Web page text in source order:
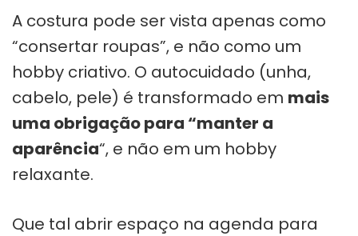
A costura pode ser vista apenas como
“consertar roupas”, e não como um
hobby criativo. O autocuidado (unha,
cabelo, pele) é transformado em mais
uma obrigação para “manter a
aparência“, e não em um hobby
relaxante.
Que tal abrir espaço na agenda para